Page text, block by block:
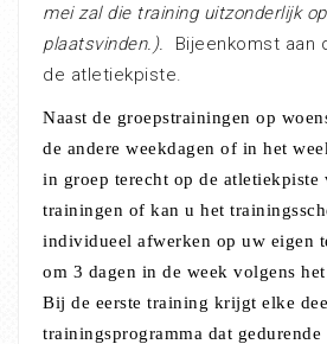
mei zal die training uitzonderlijk
plaatsvinden.).
Bijeenkomst aan
de atletiekpiste.
Naast de groepstrainingen op
de andere weekdagen of in het
in groep terecht op de atletiekpiste
trainingen of kan u het
individueel afwerken op uw eigen
om 3 dagen in de week volgens
Bij de eerste training krijgt elke
trainingsprogramma dat